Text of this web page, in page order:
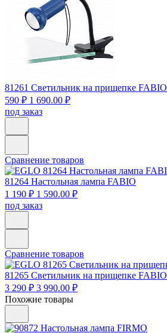
81261 Светильник на прищепке FABIO
590 ₽ 1 690.00 ₽
под заказ
Сравнение товаров
81264 Настольная лампа FABIO
1 190 ₽ 1 590.00 ₽
под заказ
Сравнение товаров
81265 Светильник на прищепке FABIO
3 290 ₽ 3 990.00 ₽
Похожие товары